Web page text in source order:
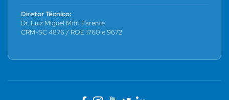
Diretor Técnico:
Dr. Luiz Miguel Mitri Parente
CRM-SC 4876 / RQE 1760 e 9672